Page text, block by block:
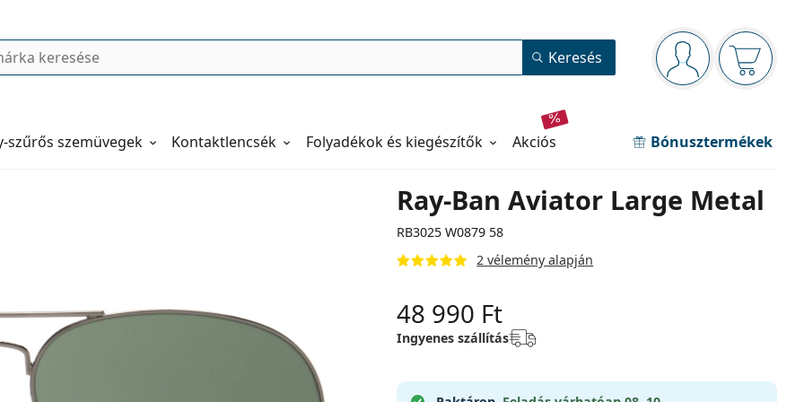
Navigációs panel
Bejelentkezve
Kosara
Keresés
Kontaktlencsék
szűrős szemüvegek Folyadékok és kiegészítők akciós Bónusztermékek
Ray-Ban Aviator Large Metal
RB3025 W0879 58
2 vélemény alapján
48 990 Ft
Ingyenes szállítás